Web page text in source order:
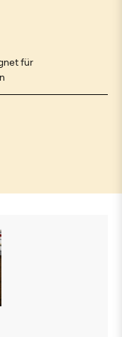
für